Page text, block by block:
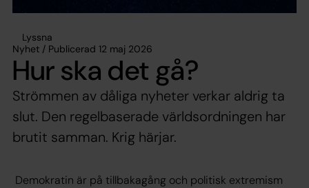
Lyssna
Nyhet / Publicerad 12 maj 2026
Hur ska det gå?
Strömmen av dåliga nyheter verkar aldrig ta
slut. Den regelbaserade världsordningen har
brutit samman. Krig härjar.
Demokratin är på tillbakagång och politisk extremism